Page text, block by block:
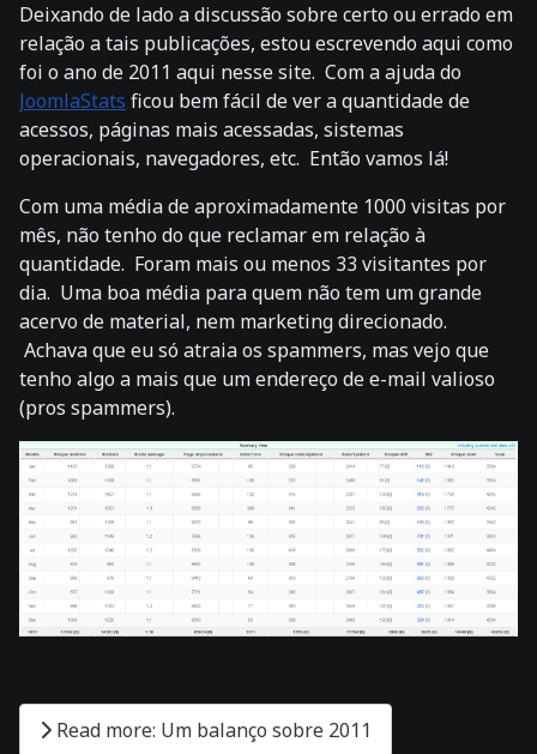
Deixando de lado a discussão sobre certo ou errado em
relação a tais publicações, estou escrevendo aqui como
foi o ano de 2011 aqui nesse site. Com a ajuda do
JoomlaStats ficou bem fácil de ver a quantidade de
acessos, páginas mais acessadas, sistemas
operacionais, navegadores, etc. Então vamos lá!
Com uma média de aproximadamente 1000 visitas por
mês, não tenho do que reclamar em relação à
quantidade. Foram mais ou menos 33 visitantes por
dia. Uma boa média para quem não tem um grande
acervo de material, nem marketing direcionado.
Achava que eu só atraia os spammers, mas vejo que
tenho algo a mais que um endereço de e-mail valioso
(pros spammers).
Read more: Um balanço sobre 2011